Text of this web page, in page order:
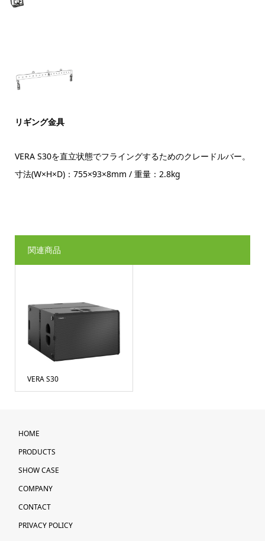
リギング金具
VERA S30を直立状態でフライングするためのクレードルバー。
寸法(W×H×D)：755×93×8mm / 重量：2.8kg
関連商品
VERA S30
HOME
PRODUCTS
SHOW CASE
COMPANY
CONTACT
PRIVACY POLICY